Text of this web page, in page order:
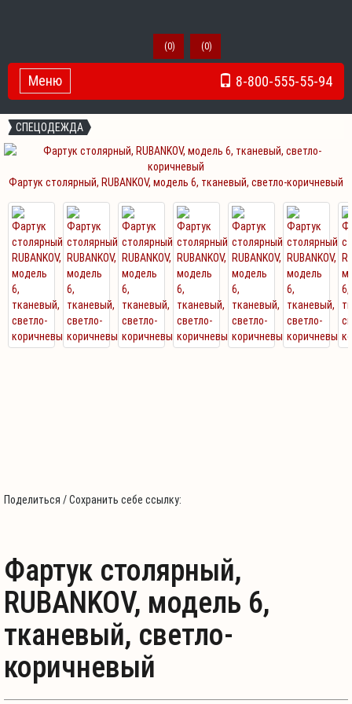
(0) (0)
8-800-555-55-94
Toggle Navigation
Меню
СПЕЦОДЕЖДА
Фартук столярный, RUBANKOV, модель 6, тканевый, светло-коричневый
Поделиться / Сохранить себе ссылку:
Фартук столярный,
RUBANKOV, модель 6,
тканевый, светло-
коричневый